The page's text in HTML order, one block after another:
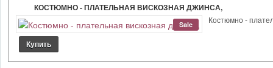
КОСТЮМНО - ПЛАТЕЛЬНАЯ ВИСКОЗНАЯ ДЖИНСА,
Sale Костюмно -